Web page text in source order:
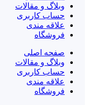
وبلاگ و مقالات
حساب کاربری
علاقه مندی
فروشگاه
صفحه اصلی
وبلاگ و مقالات
حساب کاربری
علاقه مندی
فروشگاه